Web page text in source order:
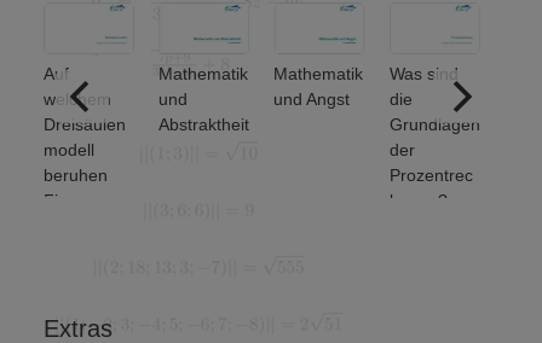
Auf
welchem
Dreisäulen
modell
beruhen
Finanz-
Mathematik
und
Abstraktheit
Mathematik
und Angst
Was sind
die
Grundlagen
der
Prozentrec
hnung?
Extras